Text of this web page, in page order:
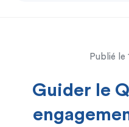
Qui sommes-nous ?
Actualités et
Publié le
Guider le